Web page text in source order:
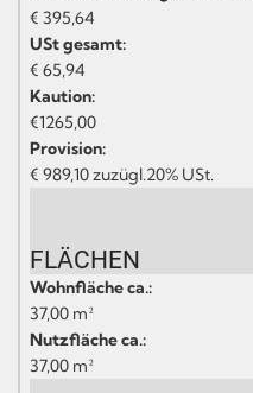
€ 395,64
USt gesamt:
€ 65,94
Kaution:
€1265,00
Provision:
€ 989,10 zuzügl.20% USt.
FLÄCHEN
Wohnfläche ca.:
37,00 m²
Nutzfläche ca.:
37,00 m²